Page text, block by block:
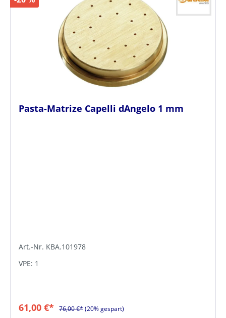
Pasta-Matrize Capelli dAngelo 1 mm
Art.-Nr. KBA.101978
VPE: 1
61,00 €* 76,00 €*(20% gespart)